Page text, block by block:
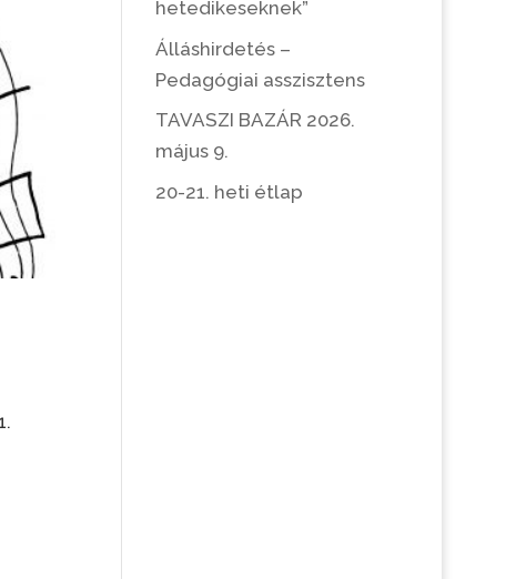
hetedikeseknek”
Álláshirdetés –
Pedagógiai asszisztens
TAVASZI BAZÁR 2026.
május 9.
20-21. heti étlap